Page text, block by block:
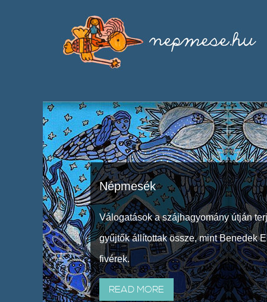
Népmesék
Válogatások a szájhagyomány útján
gyűjtők állítottak össze, mint Benedek
fivérek.
READ MORE